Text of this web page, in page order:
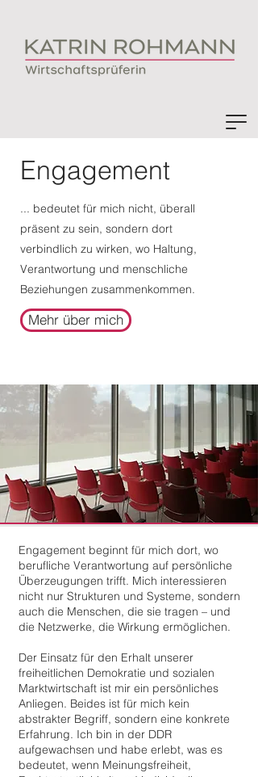
Engagement
Mehr über mich
​... bedeutet für mich nicht, überall
präsent zu sein, sondern dort
verbindlich zu wirken, wo Haltung,
Verantwortung und menschliche
Beziehungen zusammenkommen.
Engagement beginnt für mich dort, wo
berufliche Verantwortung auf persönliche
Überzeugungen trifft. Mich interessieren
nicht nur Strukturen und Systeme, sondern
auch die Menschen, die sie tragen – und
die Netzwerke, die Wirkung ermöglichen.
Der Einsatz für den Erhalt unserer
freiheitlichen Demokratie und sozialen
Marktwirtschaft ist mir ein persönliches
Anliegen. Beides ist für mich kein
abstrakter Begriff, sondern eine konkrete
Erfahrung. Ich bin in der DDR
aufgewachsen und habe erlebt, was es
bedeutet, wenn Meinungsfreiheit,